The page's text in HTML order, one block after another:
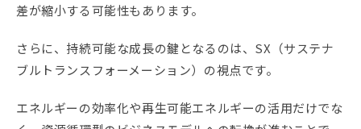
差が縮小する可能性もあります。
さらに、持続可能な成長の鍵となるのは、SX（サステナ
ブルトランスフォーメーション）の視点です。
エネルギーの効率化や再生可能エネルギーの活用だけでな